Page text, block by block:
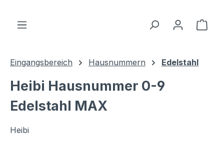
Eingangsbereich Hausnummern Edelstahl
Heibi Hausnummer 0-9
Edelstahl MAX
Heibi